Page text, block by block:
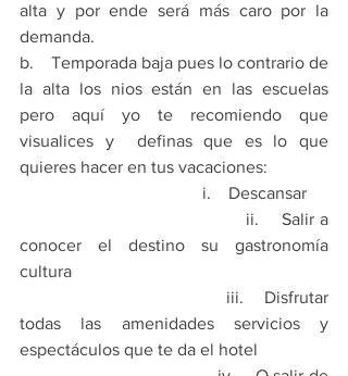
alta y por ende será más caro por la
demanda.
b.    Temporada baja pues lo contrario de
la alta los nios están en las escuelas
pero aquí yo te recomiendo que
visualices y  definas que es lo que
quieres hacer en tus vacaciones:
                                          i.    Descansar
conocer el destino su gastronomía
cultura
todas las amenidades servicios y
espectáculos que te da el hotel